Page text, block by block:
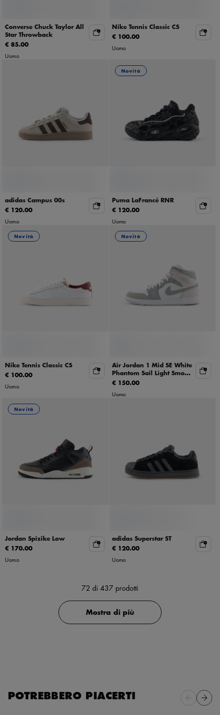
Converse Chuck Taylor All
Star Throwback
€ 85.00
Uomo
Nike Tennis Classic CS
€ 100.00
Uomo
adidas Campus 00s
€ 120.00
Uomo
Novità
Puma LaFrancé RNR
€ 120.00
Uomo
Novità
Nike Tennis Classic CS
€ 100.00
Uomo
Novità
Air Jordan 1 Mid SE White
Phantom Sail Light Smoke
Grey
€ 150.00
Uomo
Novità
Jordan Spizike Low
€ 170.00
Uomo
adidas Superstar ST
€ 120.00
Uomo
72 di 437 prodotti
Mostra di più
POTREBBERO PIACERTI